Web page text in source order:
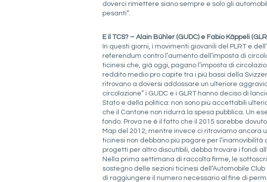
doverci rimettere siano sempre e solo gli
pesanti”.
E il TCS? – Alain Bühler (GUDC) e Fabio Käppeli
In questi giorni, i movimenti giovanili del PLRT e
referendum contro l’aumento dell’imposta di
ticinesi che, già oggi, pagano l’imposta di
reddito medio pro capite tra i più bassi della
ritrovano a doversi addossare un ulteriore
circolazione” i GUDC e i GLRT hanno deciso di
Stato e della politica: non sono più accettabili
che il Cantone non ridurrà la spesa pubblica. Un
fondo. Prova ne è il fatto che il 2015 sarebbe
Map del 2012, mentre invece ci ritroviamo ancora
ticinesi non debbano più pagare per
progetti per altro discutibili, debba trovare i fondi
Nella prima settimana di raccolta firme, le
sostegno delle sezioni ticinesi dell’Automobile
di raggiungere il numero necessario al fine di